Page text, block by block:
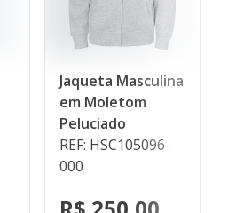
Jaqueta Masculina
em Moletom
Peluciado
REF: HSC105096-
000